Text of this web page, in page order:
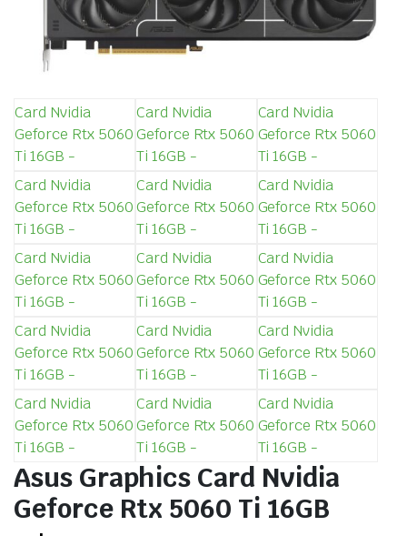
Asus Graphics Card Nvidia
Geforce Rtx 5060 Ti 16GB